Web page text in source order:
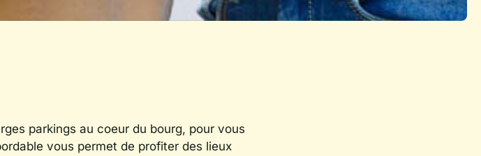
parkings au coeur du bourg, pour vous
vous permet de profiter des lieux